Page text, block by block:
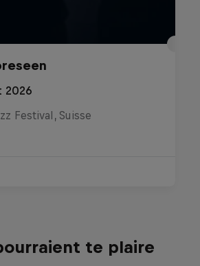
2026
Festival, Suisse
te plaire